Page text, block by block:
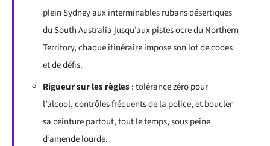
plein Sydney aux interminables rubans désertiques
du South Australia jusqu’aux pistes ocre du Northern
Territory, chaque itinéraire impose son lot de codes
et de défis.
Rigueur sur les règles: tolérance zéro pour
l’alcool, contrôles fréquents de la police, et boucler
sa ceinture partout, tout le temps, sous peine
d’amende lourde.